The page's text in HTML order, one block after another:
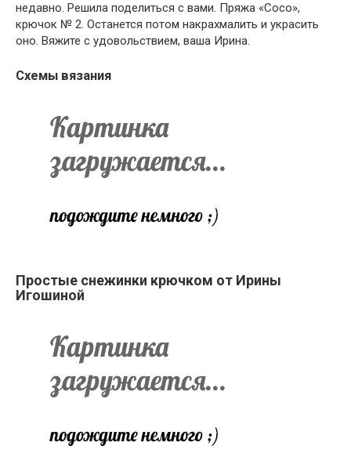
недавно. Решила поделиться с вами. Пряжа «Сосо»,
крючок № 2. Останется потом накрахмалить и украсить
оно. Вяжите с удовольствием, ваша Ирина.
Схемы вязания
Простые снежинки крючком от Ирины
Игошиной